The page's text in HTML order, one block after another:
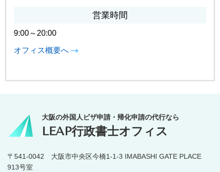
営業時間
9:00～20:00
オフィス概要へ
大阪の外国人ビザ申請・帰化申請の代行なら
LEAP行政書士オフィス
〒541-0042 大阪市中央区今橋1-1-3 IMABASHI GATE PLACE
913号室